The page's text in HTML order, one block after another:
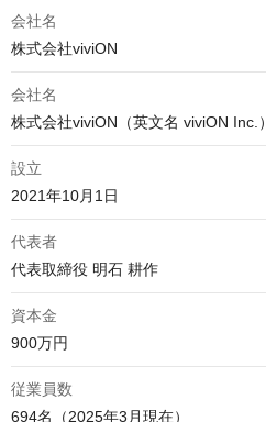
会社名
株式会社viviON
会社名
株式会社viviON（英文名 viviON Inc.）
設立
2021年10月1日
代表者
代表取締役 明石 耕作
資本金
900万円
従業員数
694名（2025年3月現在）